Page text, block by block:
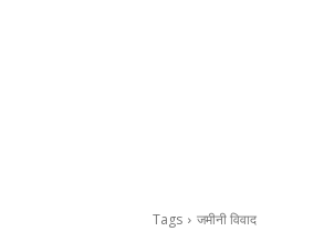
Tags जमीनी विवाद